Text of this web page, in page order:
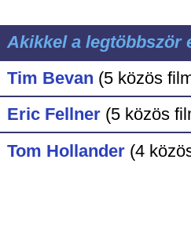
Akikkel a legtöbbször
Tim Bevan (5 közös
Eric Fellner (5 közös
Tom Hollander (4